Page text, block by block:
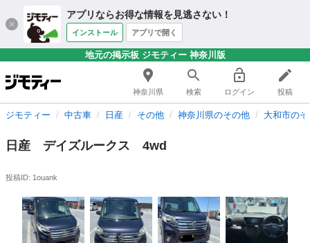
アプリならお得な情報を見逃さない！
インストール アプリで開く
地元の掲示板 ジモティー 神奈川版
神奈川県 検索 ログイン 投稿
ジモティー 中古車 日産 その他 神奈川県のその他 大和市の
日産 デイズルークス 4wd
投稿ID: 1ouank